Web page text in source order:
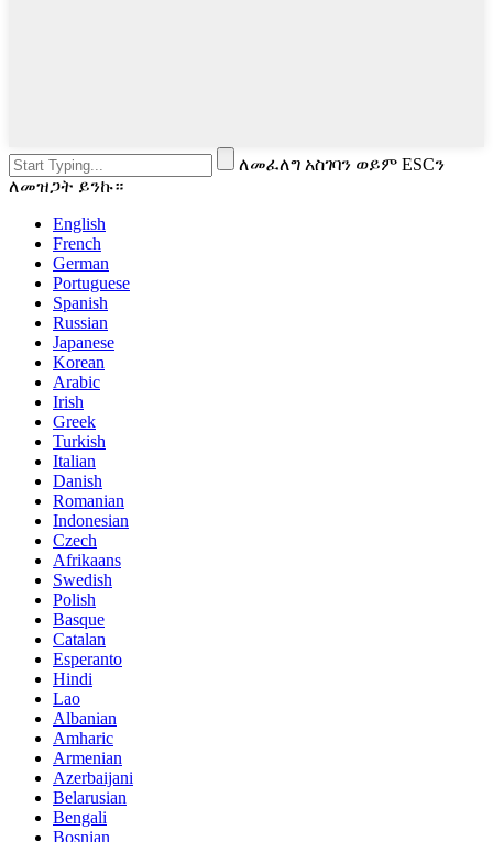
ለመፈለግ አስገባን ወይም ESCን
ለመዝጋት ይንኩ።
English
French
German
Portuguese
Spanish
Russian
Japanese
Korean
Arabic
Irish
Greek
Turkish
Italian
Danish
Romanian
Indonesian
Czech
Afrikaans
Swedish
Polish
Basque
Catalan
Esperanto
Hindi
Lao
Albanian
Amharic
Armenian
Azerbaijani
Belarusian
Bengali
Bosnian